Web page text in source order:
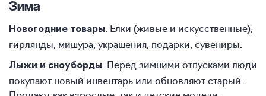
Зима
Новогодние товары . Елки (живые и искусственные),
гирлянды, мишура, украшения, подарки, сувениры.
Лыжи и сноуборды . Перед зимними отпусками люди
покупают новый инвентарь или обновляют старый.